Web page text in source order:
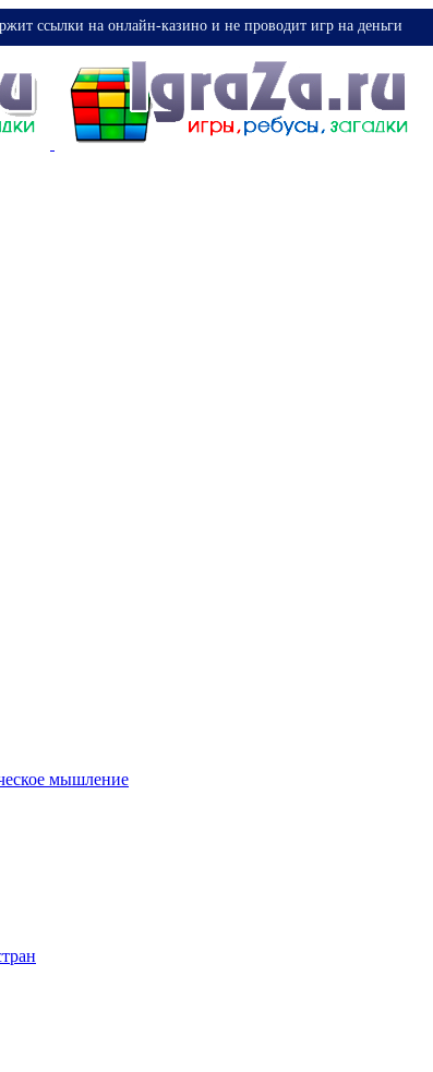
ссылки на онлайн-казино и не проводит игр на деньги
мышление